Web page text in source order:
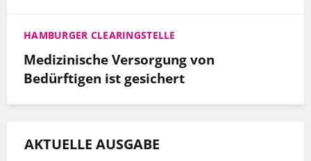
HAMBURGER CLEARINGSTELLE
Medizinische Versorgung von
Bedürftigen ist gesichert
AKTUELLE AUSGABE